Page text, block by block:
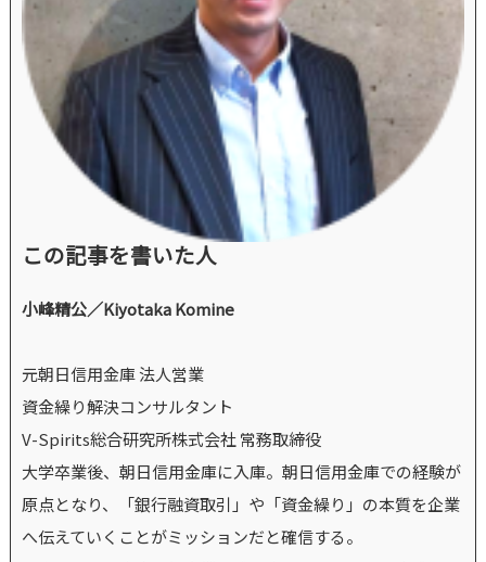
この記事を書いた人
小峰精公／Kiyotaka Komine
元朝日信用金庫 法人営業
資金繰り解決コンサルタント
V-Spirits総合研究所株式会社 常務取締役
大学卒業後、朝日信用金庫に入庫。朝日信用金庫での経験が
原点となり、「銀行融資取引」や「資金繰り」の本質を企業
へ伝えていくことがミッションだと確信する。